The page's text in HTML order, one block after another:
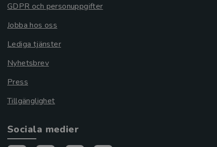
GDPR och personuppgifter
Jobba hos oss
Lediga tjänster
Nyhetsbrev
Press
Tillgänglighet
Sociala medier